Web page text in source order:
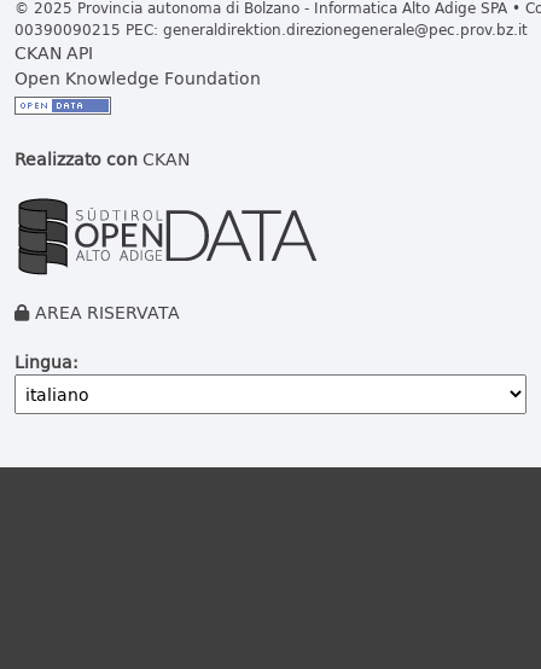
© 2025 Provincia autonoma di Bolzano - Informatica Alto Adige SPA •
00390090215 PEC: generaldirektion.direzionegenerale@pec.prov.bz.it
CKAN API
Open Knowledge Foundation
Realizzato conCKAN
AREA RISERVATA
Lingua